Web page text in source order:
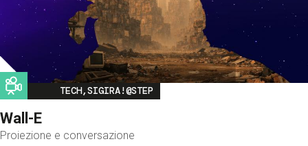
Image
TECH,SIGIRA!@STEP
Wall-E
Proiezione e conversazione